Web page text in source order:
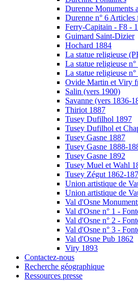
Durenne Monuments
Durenne n° 6 Articles
Ferry-Capitain - F8 -
Guimard Saint-Dizier
Hochard 1884
La statue religieuse
La statue religieuse n°
La statue religieuse n°
Ovide Martin et Viry
Salin (vers 1900)
Savanne (vers 1836-
Thiriot 1887
Tusey Dufilhol 1897
Tusey Dufilhol et
Tusey Gasne 1887
Tusey Gasne 1888-
Tusey Gasne 1892
Tusey Muel et Wahl
Tusey Zégut 1862-
Union artistique de
Union artistique de
Val d'Osne
Val d'Osne n° 1 -
Val d'Osne n° 2 -
Val d'Osne n° 3 -
Val d'Osne Pub 1862
Viry 1893
Contactez-nous
Recherche géographique
Ressources presse